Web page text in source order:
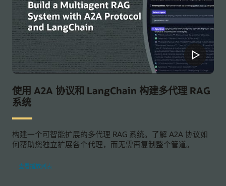
使用 A2A 协议和 LangChain 构建多代理 RAG
系统
构建一个可智能扩展的多代理 RAG 系统。了解 A2A 协议如
何帮助您独立扩展各个代理，而无需再复制整个管道。
查看播放列表